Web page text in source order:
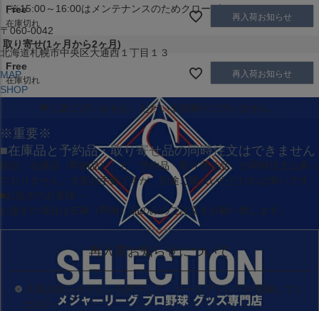
（※15:00～16:00はメンテナンスのためクローズ）
〒060-0042
北海道札幌市中央区大通西１丁目１３
MAP
SHOP
Free
在庫切れ
再入荷お知らせ
取り寄せ(1ヶ月から2ヶ月)
Free
在庫切れ
再入荷お知らせ
申し訳ございません。ただいま在庫がございません。
※重要※
■在庫品と予約品・取り寄せ品の同時注文はできません
現在 「在庫品（即納品）」と 「予約品・取り寄せ品」 の同時注文は承っ
ておりません。大変お手数ですが、別途ご購入いただければ幸いです。
■お急ぎのお客様へ
お急ぎの場合は 在庫（即納）品のみのご注文をお願い致します。
再入荷お知らせについて
入荷お知らせボタンを押下して、メールアドレスを登録してく
ださい。